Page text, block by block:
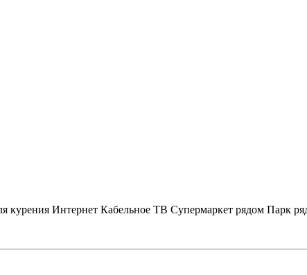
курения Интернет Кабельное ТВ Супермаркет рядом Парк